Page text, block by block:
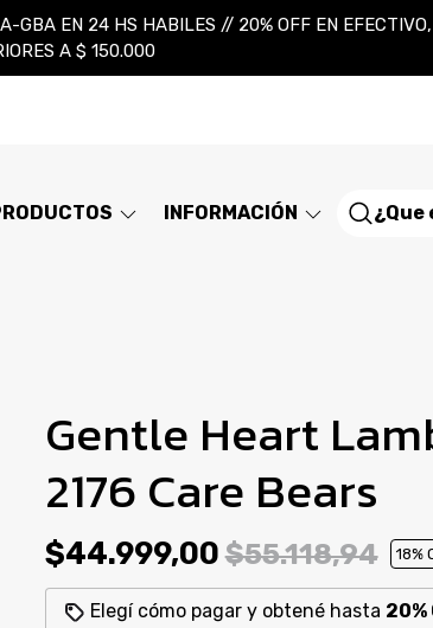
EN 24 HS HABILES // 20% OFF EN
A $ 150.000
INFORMACIÓN
Gentle Heart
2176 Care Bears
$44.999,00$55.118,94 18%
Elegí cómo pagar y obtené hasta 20%